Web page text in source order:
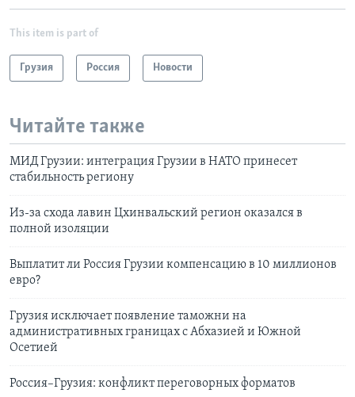
This item is part of
Грузия Россия Новости
Читайте также
МИД Грузии: интеграция Грузии в НАТО принесет
стабильность региону
Из-за схода лавин Цхинвальский регион оказался в
полной изоляции
Выплатит ли Россия Грузии компенсацию в 10 миллионов
евро?
Грузия исключает появление таможни на
административных границах с Абхазией и Южной
Осетией
Россия–Грузия: конфликт переговорных форматов